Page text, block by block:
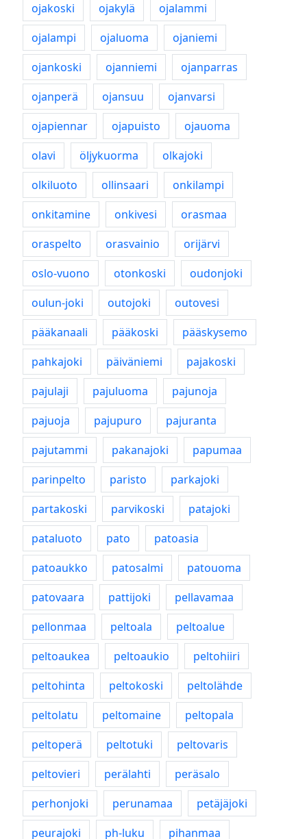
ojakoski
ojakylä
ojalammi
ojalampi
ojaluoma
ojaniemi
ojankoski
ojanniemi
ojanparras
ojanperä
ojansuu
ojanvarsi
ojapiennar
ojapuisto
ojauoma
olavi
öljykuorma
olkajoki
olkiluoto
ollinsaari
onkilampi
onkitamine
onkivesi
orasmaa
oraspelto
orasvainio
orijärvi
oslo-vuono
otonkoski
oudonjoki
oulun-joki
outojoki
outovesi
pääkanaali
pääkoski
pääskysemo
pahkajoki
päiväniemi
pajakoski
pajulaji
pajuluoma
pajunoja
pajuoja
pajupuro
pajuranta
pajutammi
pakanajoki
papumaa
parinpelto
paristo
parkajoki
partakoski
parvikoski
patajoki
pataluoto
pato
patoasia
patoaukko
patosalmi
patouoma
patovaara
pattijoki
pellavamaa
pellonmaa
peltoala
peltoalue
peltoaukea
peltoaukio
peltohiiri
peltohinta
peltokoski
peltolähde
peltolatu
peltomaine
peltopala
peltoperä
peltotuki
peltovaris
peltovieri
perälahti
peräsalo
perhonjoki
perunamaa
petäjäjoki
peurajoki
ph-luku
pihanmaa